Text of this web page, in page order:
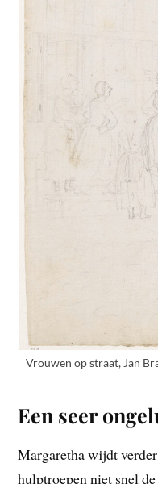
Vrouwen op straat, Jan
Een seer
Margaretha wijdt
hulptroepen niet snel